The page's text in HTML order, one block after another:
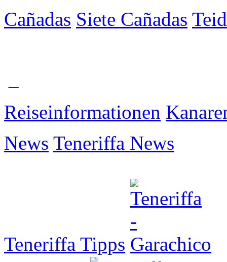
Cañadas Siete Cañadas
Reiseinformationen
News Teneriffa News
Teneriffa Tipps